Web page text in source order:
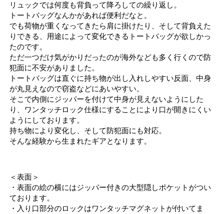
リュックでは何度も背負って降ろしての繰り返し。
トートバッグなんかがあれば便利だなと。
でも荷物が重くなってきたら肩に掛けたり、そして背負えた
りできる、用途によって変化できるトートバッグが欲しかっ
たのです。
ただ一つだけ気がかりだったのが海外なども多く行くので防
犯面に不安がありました。
トートバッグは直ぐに持ち物が出し入れしやすい反面、中身
が丸見えなので窃盗などにあいやすい。
そこで内側にジッパーを付けて中身が見えないようにした
り、ワンタッチロック仕様にすることにより口が開きにくい
ようにしております。
持ち物により変化し、そして防犯面にも対応。
そんな経験から生まれたギアとなります。
＜表面＞
・表面の絵の横にはジッパー付きの大型隠しポケットがつい
ております。
・入り口部分のロックはワンタッチマグネットが付いてま